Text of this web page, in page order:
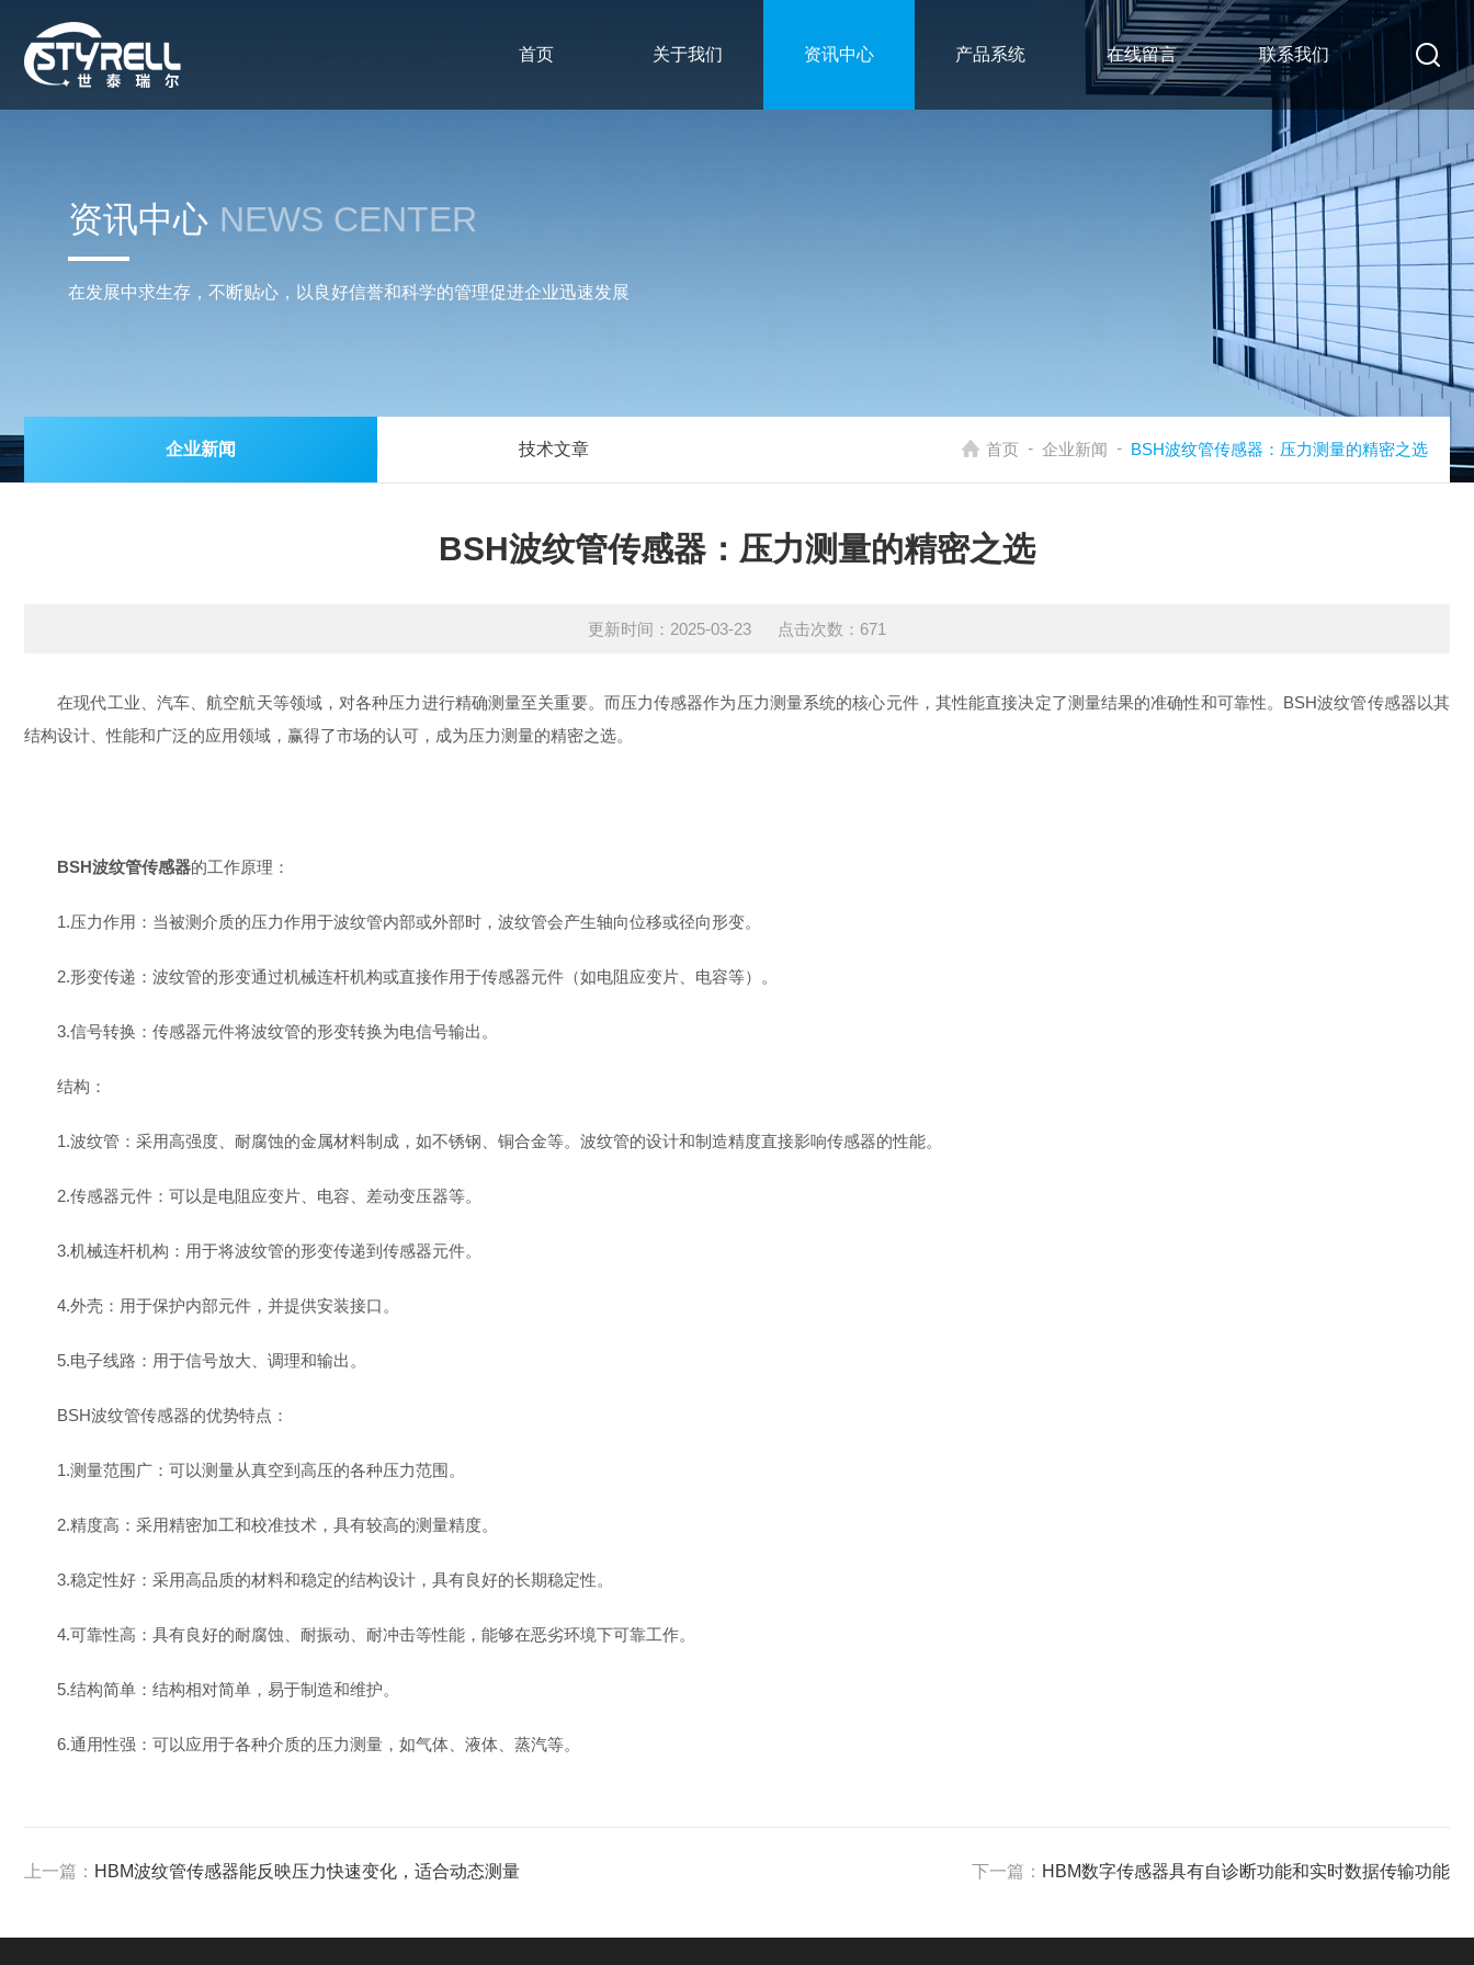
首页 关于我们 资讯中心 产品系统 在线留言 联系我们
资讯中心 NEWS CENTER
在发展中求生存，不断贴心，以良好信誉和科学的管理促进企业迅速发展
企业新闻 技术文章 首页 - 企业新闻 - BSH波纹管传感器：压力测量的精密之选
BSH波纹管传感器：压力测量的精密之选
更新时间：2025-03-23 点击次数：671
在现代工业、汽车、航空航天等领域，对各种压力进行精确测量至关重要。而压力传感器作为压力测量系统的核心元件，其性能直接决定了测量结果的准确性和可靠性。BSH波纹管传感器以其
结构设计、性能和广泛的应用领域，赢得了市场的认可，成为压力测量的精密之选。
BSH波纹管传感器的工作原理：
1.压力作用：当被测介质的压力作用于波纹管内部或外部时，波纹管会产生轴向位移或径向形变。
2.形变传递：波纹管的形变通过机械连杆机构或直接作用于传感器元件（如电阻应变片、电容等）。
3.信号转换：传感器元件将波纹管的形变转换为电信号输出。
结构：
1.波纹管：采用高强度、耐腐蚀的金属材料制成，如不锈钢、铜合金等。波纹管的设计和制造精度直接影响传感器的性能。
2.传感器元件：可以是电阻应变片、电容、差动变压器等。
3.机械连杆机构：用于将波纹管的形变传递到传感器元件。
4.外壳：用于保护内部元件，并提供安装接口。
5.电子线路：用于信号放大、调理和输出。
BSH波纹管传感器的优势特点：
1.测量范围广：可以测量从真空到高压的各种压力范围。
2.精度高：采用精密加工和校准技术，具有较高的测量精度。
3.稳定性好：采用高品质的材料和稳定的结构设计，具有良好的长期稳定性。
4.可靠性高：具有良好的耐腐蚀、耐振动、耐冲击等性能，能够在恶劣环境下可靠工作。
5.结构简单：结构相对简单，易于制造和维护。
6.通用性强：可以应用于各种介质的压力测量，如气体、液体、蒸汽等。
上一篇： HBM波纹管传感器能反映压力快速变化，适合动态测量 下一篇： HBM数字传感器具有自诊断功能和实时数据传输功能